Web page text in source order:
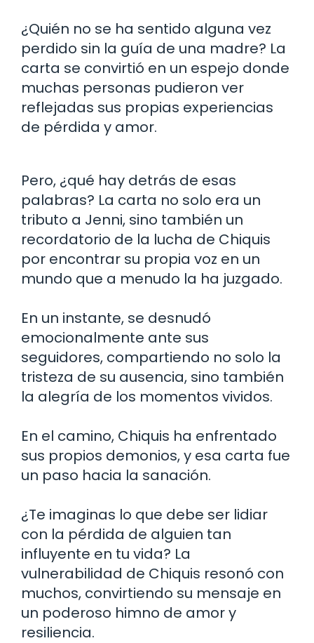
¿Quién no se ha sentido alguna vez
perdido sin la guía de una madre? La
carta se convirtió en un espejo donde
muchas personas pudieron ver
reflejadas sus propias experiencias
de pérdida y amor.
Pero, ¿qué hay detrás de esas
palabras? La carta no solo era un
tributo a Jenni, sino también un
recordatorio de la lucha de Chiquis
por encontrar su propia voz en un
mundo que a menudo la ha juzgado.
En un instante, se desnudó
emocionalmente ante sus
seguidores, compartiendo no solo la
tristeza de su ausencia, sino también
la alegría de los momentos vividos.
En el camino, Chiquis ha enfrentado
sus propios demonios, y esa carta fue
un paso hacia la sanación.
¿Te imaginas lo que debe ser lidiar
con la pérdida de alguien tan
influyente en tu vida? La
vulnerabilidad de Chiquis resonó con
muchos, convirtiendo su mensaje en
un poderoso himno de amor y
resiliencia.